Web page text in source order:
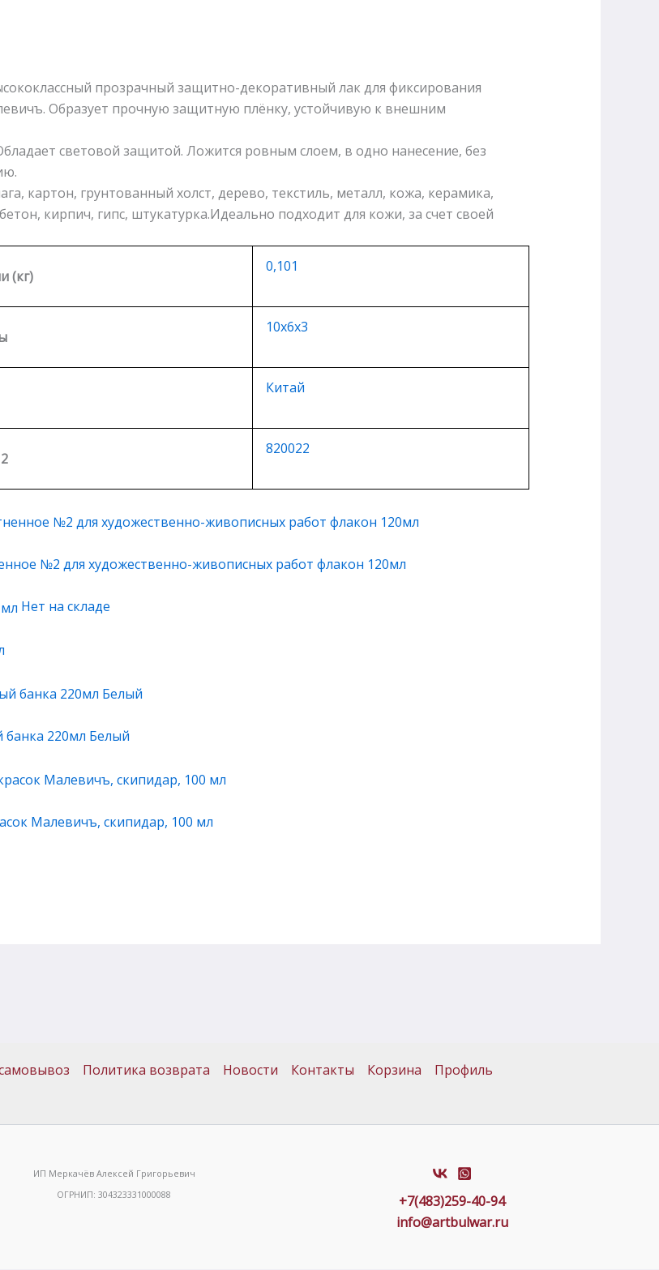
прозрачный защитно-декоративный лак для фиксирования
Образует прочную защитную плёнку, устойчивую к внешним
световой защитой. Ложится ровным слоем, в одно нанесение, без
картон, грунтованный холст, дерево, текстиль, металл, кожа, керамика,
кирпич, гипс, штукатурка.Идеально подходит для кожи, за счет своей
(кг)
0,101
10х6х3
Китай
820022
№2 для художественно-живописных работ флакон 120мл
Нет на складе
банка 220мл Белый
Малевичъ, скипидар, 100 мл
Политика возврата Новости Контакты Корзина Профиль
ИП Меркачёв Алексей Григорьевич
ОГРНИП: 304323331000088
+7(483)259-40-94
info@artbulwar.ru